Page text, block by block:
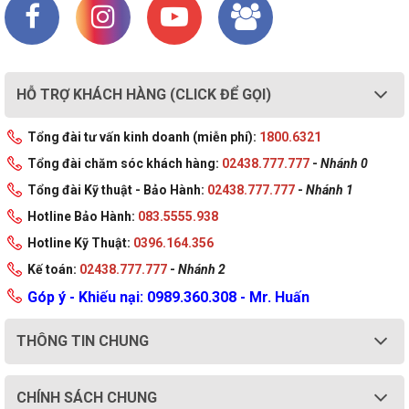
Bàn chơi game E-Dra
EGT1610AR Black
1
Ghế chơi game
Giá treo tai nghe
Corsair ST100 RGB +
Sound Card 7.1
1 2.349.000 đ
Bàn di chuột Corsair
Extended XL
đèn led 32 bóng RGB
màu trắng có pin, đen
Đèn thông minh
Nanoleaf Shapes
Hexagons - Smarter
1 5.790.000 đ
ĐỒNG HỒ BÁO
THỨC DEKAD IKEA -
1 199.000 đ
BẢNG CÀI TREO
HỖ TRỢ KHÁCH HÀNG (CLICK ĐỂ GỌI)
Tổng đài tư vấn kinh doanh (miễn phí): 1800.6321
Tổng đài chăm sóc khách hàng: 02438.777.777 - Nhánh 0
Tổng đài Kỹ thuật - Bảo Hành: 02438.777.777 - Nhánh 1
Hotline Bảo Hành: 083.5555.938
Hotline Kỹ Thuật: 0396.164.356
Kế toán: 02438.777.777 - Nhánh 2
Góp ý - Khiếu nại: 0989.360.308 - Mr. Huấn
THÔNG TIN CHUNG
CHÍNH SÁCH CHUNG